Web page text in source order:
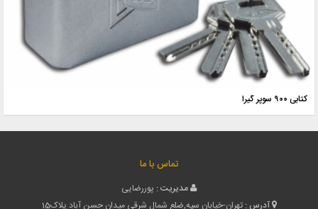
کتابی ۹۰۰ سوپر گیرا
تماس با ما
مدیریت : پوررضایی
آدرس : تهران-خیابان سپه,ضلع شمال شرقی میدان حسن آباد پلاک15